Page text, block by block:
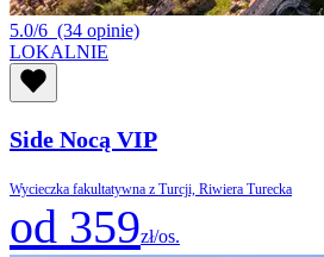
5.0/6 (34 opinie)
LOKALNIE
Side Nocą VIP
Wycieczka fakultatywna z Turcji, Riwiera Turecka
od 359zł/os.